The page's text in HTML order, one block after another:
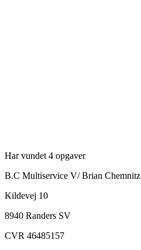
Har vundet 4 opgaver
B.C Multiservice V/ Brian Chemnitz
Kildevej 10
8940 Randers SV
CVR 46485157